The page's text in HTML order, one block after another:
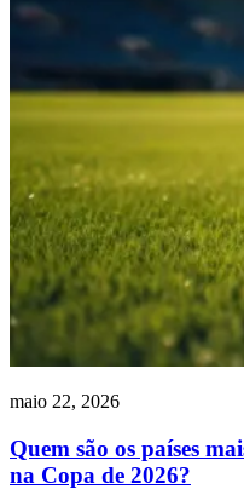
maio 22, 2026
Quem são os países
na Copa de 2026?